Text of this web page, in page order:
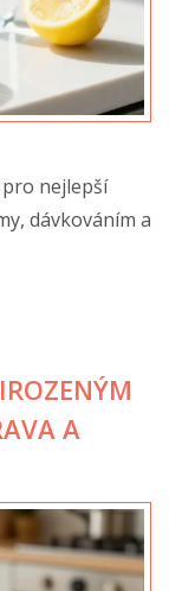
nejlepší
dávkováním a
A